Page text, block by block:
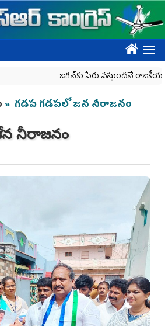
????
జగన్‌కు పేరు వస్తుందనే రాజకీయ కక్షతో దిశ
» గ‌డ‌ప గ‌డ‌ప‌లో జ‌న నీరాజ‌నం
నీరాజ‌నం